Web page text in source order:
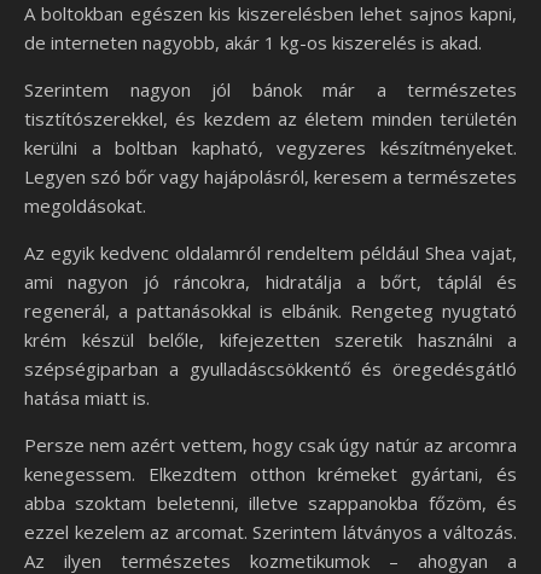
A boltokban egészen kis kiszerelésben lehet sajnos kapni,
de interneten nagyobb, akár 1 kg-os kiszerelés is akad.
Szerintem nagyon jól bánok már a természetes
tisztítószerekkel, és kezdem az életem minden területén
kerülni a boltban kapható, vegyzeres készítményeket.
Legyen szó bőr vagy hajápolásról, keresem a természetes
megoldásokat.
Az egyik kedvenc oldalamról rendeltem például Shea vajat,
ami nagyon jó ráncokra, hidratálja a bőrt, táplál és
regenerál, a pattanásokkal is elbánik. Rengeteg nyugtató
krém készül belőle, kifejezetten szeretik használni a
szépségiparban a gyulladáscsökkentő és öregedésgátló
hatása miatt is.
Persze nem azért vettem, hogy csak úgy natúr az arcomra
kenegessem. Elkezdtem otthon krémeket gyártani, és
abba szoktam beletenni, illetve szappanokba főzöm, és
ezzel kezelem az arcomat. Szerintem látványos a változás.
Az ilyen természetes kozmetikumok – ahogyan a